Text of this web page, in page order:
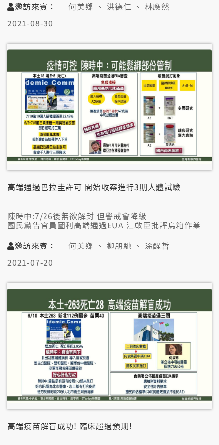
👤來賓：
何美鄉（中研院生醫所兼任研究員）
洪德仁（台北市醫師公會常務理事）
邀訪來賓：
何美鄉 、 洪德仁 、 林應然
2021-08-30
高端通過巴拉圭許可 開始收案進行3期人體試驗
陳時中:7/26後無欲解封 但警戒會降級
國民黨告官員圖利高端通過EUA 江啟臣批評烏箱作業
👤邀訪來賓
何美鄉（中研院生醫所兼任研究員）
涂醒哲（前衛生署長）
邀訪來賓：
何美鄉 、 柳朋馳 、 涂醒哲
2021-07-20
高端疫苗解盲成功! 臨床超過預期!